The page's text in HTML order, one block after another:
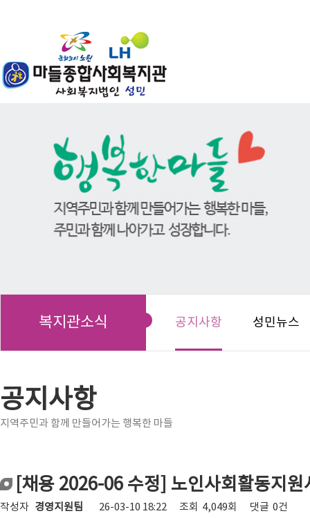
복지관소식 공지사항 성민뉴스
공지사항
지역주민과 함께 만들어가는 행복한 마들
[채용 2026-06 수정] 노인사회활동지
작성자 경영지원팀 26-03-10 18:22 조회 4,049회 댓글 0건